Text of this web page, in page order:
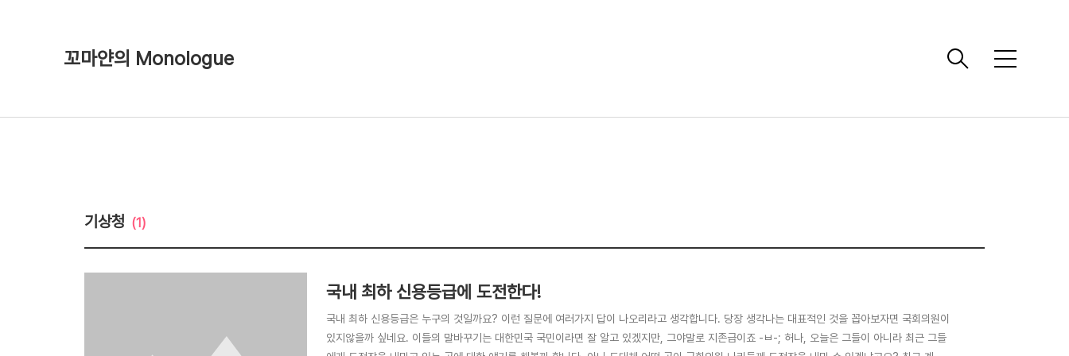
꼬마얀의 Monologue
메
기상청 (1)
국내 최하 신용등급에 도전한다!
국내 최하 신용등급은 누구의 것일까요? 이런 질문에 여러가지 답이 나오리라고 생각합니다. 당장 생각나는 대표적인 것을 꼽아보자면 국회의원이
있지않을까 싶네요. 이들의 말바꾸기는 대한민국 국민이라면 잘 알고 있겠지만, 그야말로 지존급이죠 -ㅂ-; 허나, 오늘은 그들이 아니라 최근 그들